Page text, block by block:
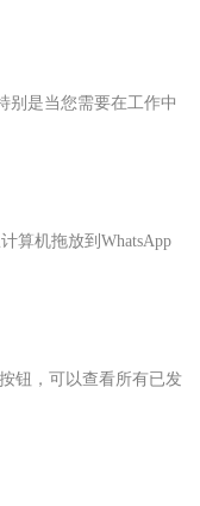
别是当您需要在工作中
算机拖放到 WhatsApp
钮，可以查看所有已发